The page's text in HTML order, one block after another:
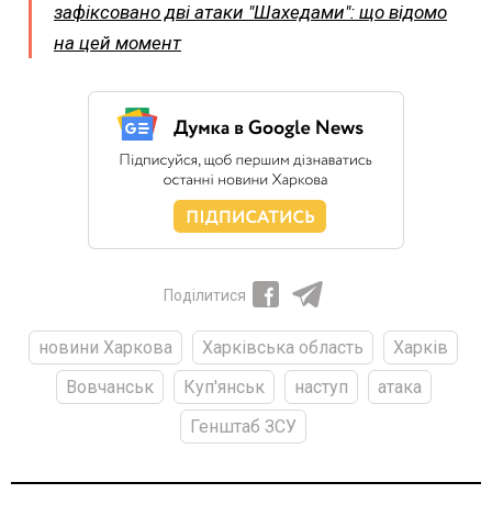
зафіксовано дві атаки "Шахедами": що відомо
на цей момент
Поділитися
новини Харкова Харківська область
Харків
Вовчанськ
Куп'янськ наступ
атака
Генштаб ЗСУ